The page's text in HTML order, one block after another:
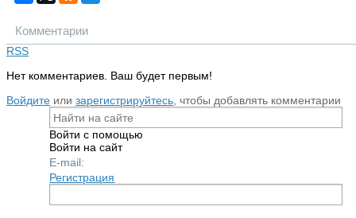
Комментарии
RSS
Нет комментариев. Ваш будет первым!
Войдите или зарегистрируйтесь , чтобы добавлять комментарии
Войти с помощью
Войти на сайт
E-mail:
Регистрация